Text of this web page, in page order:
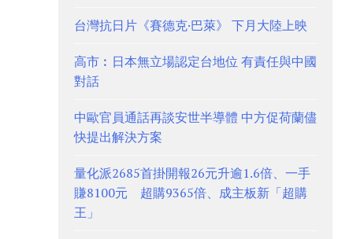
台灣抗日片《賽德克·巴萊》 下月大陸上映
高市︰日本無立場認定台地位 有責任與中國
對話
中歐官員通話再談安世半導體 中方促荷蘭儘
快提出解決方案
量化派2685首掛開報26元升逾1.6倍、一手
賺8100元 超購9365倍、成主板新「超購
王」